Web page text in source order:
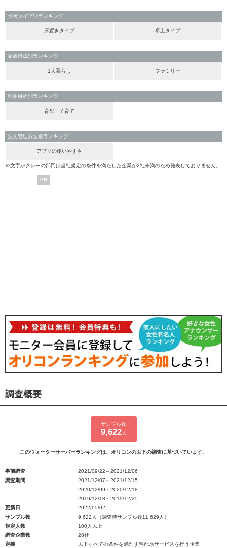
形状タイプ別ランキング
床置きタイプ 卓上タイプ
家族構成別ランキング
1人暮らし ファミリー
利用目的別ランキング
育児・子育て
注文管理方法別ランキング
アプリの使いやすさ
※文字がグレーの部門は当社規定の条件を満たした企業が2社未満のため発表しておりません。
PR
調査概要
サンプル数
9,622人
このウォーターサーバーランキングは、オリコンの以下の調査に基づいています。
事前調査
2021/09/22～2021/12/06
調査期間
2021/12/07～2021/12/15
2020/12/09～2020/12/18
2019/12/18～2019/12/25
更新日
2022/05/02
サンプル数
9,622人（調査時サンプル数11,629人）
規定人数
100人以上
調査企業数
28社
定義
以下すべての条件を満たす宅配水サービスを行う企業